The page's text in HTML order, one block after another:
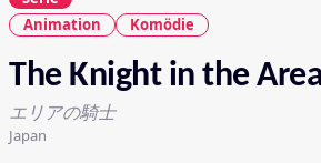
Animation
Komödie
The Knight in the
エリアの騎士
Japan